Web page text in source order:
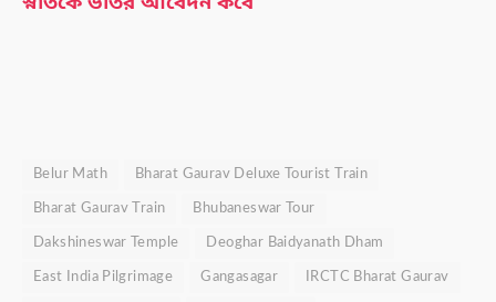
Belur Math Bharat Gaurav Deluxe Tourist Train
Bharat Gaurav Train Bhubaneswar Tour
Dakshineswar Temple Deoghar Baidyanath Dham
East India Pilgrimage Gangasagar IRCTC Bharat Gaurav